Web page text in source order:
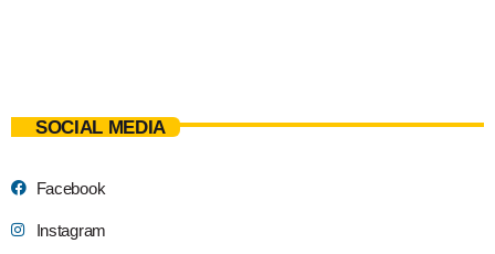
SOCIAL MEDIA
Facebook
Instagram